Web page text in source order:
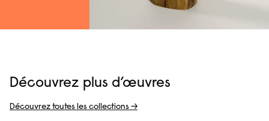
Découvrez plus d’œuvres
Découvrez toutes les collections →